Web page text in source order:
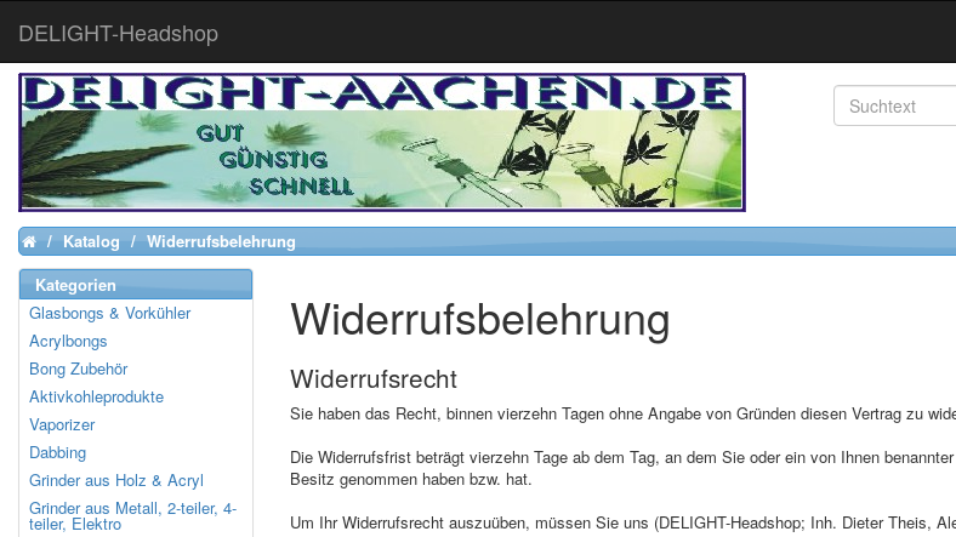
HomeKatalog Widerrufsbelehrung
Widerrufsbelehrung
Widerrufsrecht
Sie haben das Recht, binnen vierzehn Tagen ohne Angabe von Gründen diesen Vertrag zu
Die Widerrufsfrist beträgt vierzehn Tage ab dem Tag, an dem Sie oder ein von Ihnen
Besitz genommen haben bzw. hat.
Um Ihr Widerrufsrecht auszuüben, müssen Sie uns (DELIGHT-Headshop; Inh. Dieter Theis,
Kategorien
Glasbongs & Vorkühler
Acrylbongs
Bong Zubehör
Aktivkohleprodukte
Vaporizer
Dabbing
Grinder aus Holz & Acryl
Grinder aus Metall, 2-teiler, 4-
teiler, Elektro
DELIGHT-Headshop